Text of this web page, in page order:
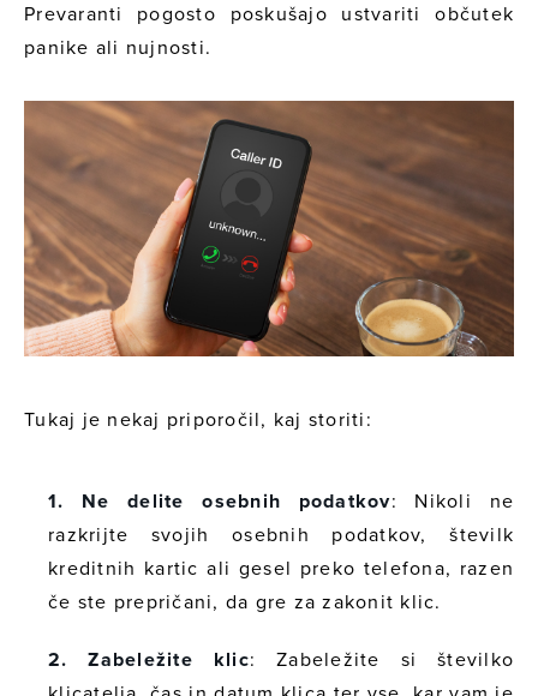
Prevaranti pogosto poskušajo ustvariti občutek
panike ali nujnosti.
Tukaj je nekaj priporočil, kaj storiti:
1. Ne delite osebnih podatkov: Nikoli ne
razkrijte svojih osebnih podatkov, številk
kreditnih kartic ali gesel preko telefona, razen
če ste prepričani, da gre za zakonit klic.
2. Zabeležite klic: Zabeležite si številko